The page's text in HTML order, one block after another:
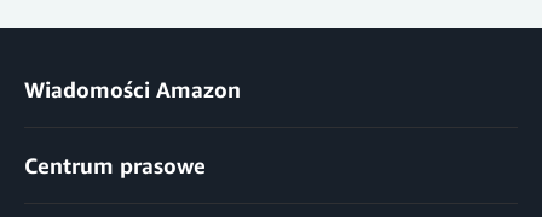
Wiadomości Amazon
Centrum prasowe